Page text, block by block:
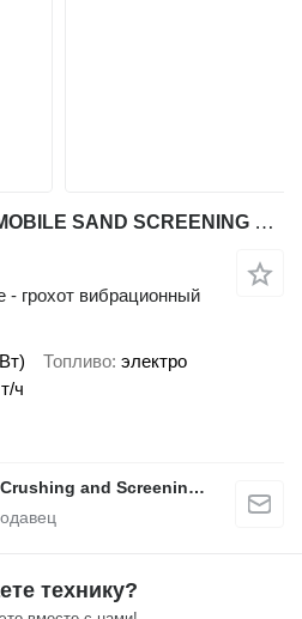
Fabo ME 1645 SERIES MOBILE SAND SCREENING PLANT
- грохот вибрационный
Топливо электро
ч
FABO Mobile & Stationary Crushing and Screening Plants | Concrete Batching Plants Manufacturer
технику?